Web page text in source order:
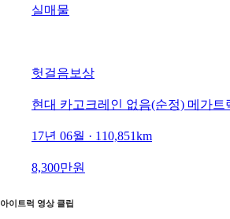
실매물
헛걸음보상
현대 카고크레인 없음(순정) 메가트
17년 06월 · 110,851km
8,300만원
아이트럭 영상 클립